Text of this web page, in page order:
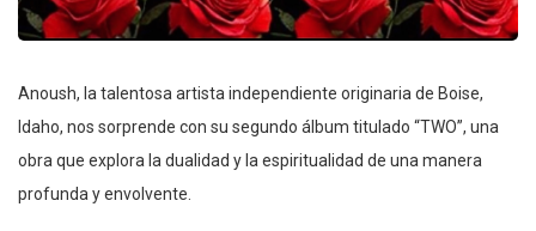
Anoush, la talentosa artista independiente originaria de Boise,
Idaho, nos sorprende con su segundo álbum titulado “TWO”, una
obra que explora la dualidad y la espiritualidad de una manera
profunda y envolvente.